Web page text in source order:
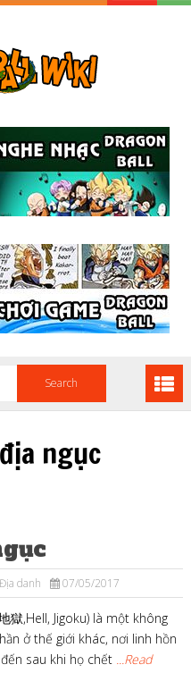
ngục
Địa danh 07/05/2017
獄,Hell, Jigoku) là một không
ở thế giới khác, nơi linh hồn
sau khi họ chết ...Read